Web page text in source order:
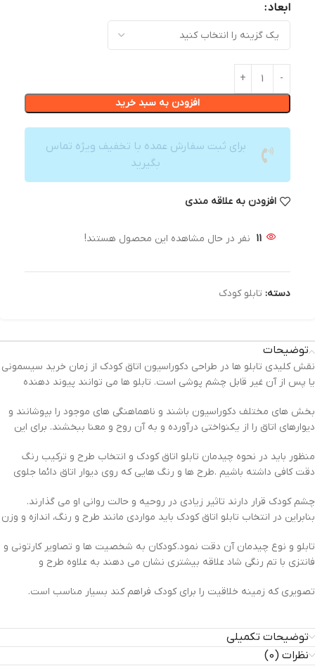
ابعاد
افزودن به سبد خرید
برای ثبت سفارش عمده با تخفیف ویژه تماس
بگیرید
افزودن به علاقه مندی
11 نفر در حال مشاهده این محصول هستند!
دسته: تابلو کودک
توضیحات
نقش کلیدی تابلو ها در طراحی دکوراسیون اتاق کودک از زمان خرید سیسمونی
یا پس از آن غیر قابل چشم پوشی است. تابلو ها می توانند پیوند دهنده
بخش های مختلف دکوراسیون باشند و ناهماهنگی های موجود را بپوشانند و
دیوارهای اتاق را از یکنواختی درآورده و به آن روح و معنا ببخشند. برای این
منظور باید در نحوه چیدمان تابلو اتاق کودک و انتخاب طرح و ترکیب رنگ
دقت کافی داشته باشیم .طرح ها و رنگ هایی که روی دیوار اتاق دائما جلوی
چشم کودک قرار دارند تاثیر زیادی در روحیه و حالت روانی او می گذارند.
بنابراین در انتخاب تابلو اتاق کودک باید مواردی مانند طرح و رنگ، اندازه و وزن
تابلو و نوع چیدمان آن دقت نمود. کودکان به شخصیت ها و تصاویر کارتونی و
فانتزی با تم رنگی شاد علاقه بیشتری نشان می دهند به علاوه طرح و
تصویری که زمینه خلاقیت را برای کودک فراهم کند بسیار مناسب است.
توضیحات تکمیلی
نظرات (0)